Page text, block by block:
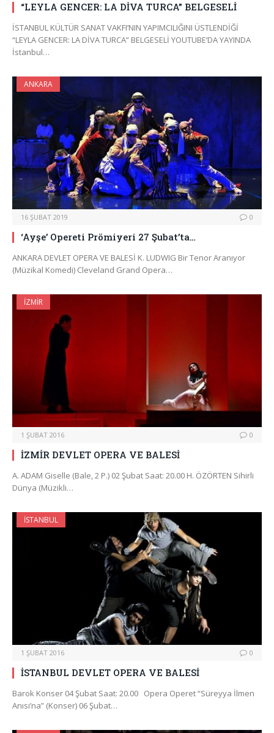
“LEYLA GENCER: LA DİVA TURCA” BELGESELİ
İSTANBUL KÜLTÜR SANAT VAKFI’NIN YAPIMCILIĞINI ÜSTLENDİĞİ
“LEYLA GENCER: LA DİVA TURCA” BELGESELİ YOUTUBE’DA YAYINDA
İstanbul…
ANKARA
16 ŞUBAT 2019 0
‘Ayşe’ Opereti Prömiyeri 27 Şubat’ta…
ANKARA DEVLET OPERA VE BALESİ K. LUDWIG Bir Tenor Aranıyor
(Müzikal Komedi) Cleveland Grand Opera…
İZMIR
1 ŞUBAT 2016 0
İZMİR DEVLET OPERA VE BALESİ
A. ADAM Giselle (Bale, 2 P.) 02 Şubat Saat: 20.00 H. ÖZÖRTEN Sihirli
Dünya (Müzikli…
İSTANBUL
1 ŞUBAT 2016 0
İSTANBUL DEVLET OPERA VE BALESİ
Barok Konser 04 Şubat Saat: 20.00 Opera Operet “Süreyya İlmen
Anısı’na” (Konser) 06 Şubat…